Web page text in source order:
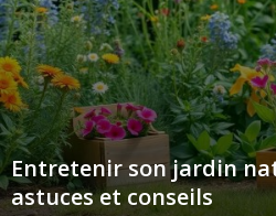
Entretenir son jardin
astuces et conseils